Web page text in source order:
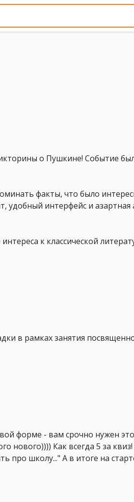
о Пушкине! Событие
факты, что было
удобный интерфейс и азартная
к классической
в рамках занятия
форме - вам срочно нужен
нового)))) Как всегда 5 за
про школу..." А в итоге на